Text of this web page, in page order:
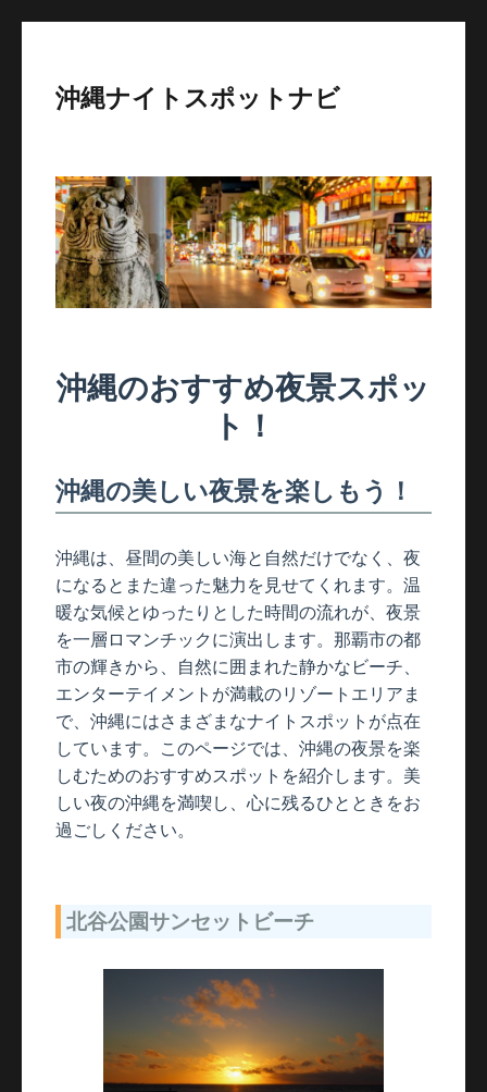
沖縄ナイトスポットナビ
沖縄のおすすめ夜景スポッ
ト！
沖縄の美しい夜景を楽しもう！
沖縄は、昼間の美しい海と自然だけでなく、夜
になるとまた違った魅力を見せてくれます。温
暖な気候とゆったりとした時間の流れが、夜景
を一層ロマンチックに演出します。那覇市の都
市の輝きから、自然に囲まれた静かなビーチ、
エンターテイメントが満載のリゾートエリアま
で、沖縄にはさまざまなナイトスポットが点在
しています。このページでは、沖縄の夜景を楽
しむためのおすすめスポットを紹介します。美
しい夜の沖縄を満喫し、心に残るひとときをお
過ごしください。
北谷公園サンセットビーチ